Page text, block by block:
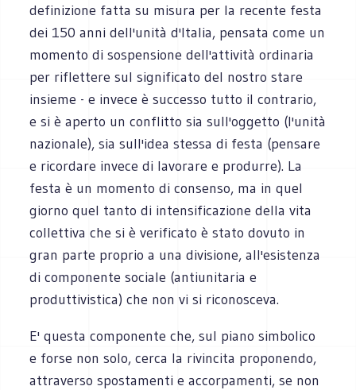
definizione fatta su misura per la recente festa
dei 150 anni dell'unità d'Italia, pensata come un
momento di sospensione dell'attività ordinaria
per riflettere sul significato del nostro stare
insieme - e invece è successo tutto il contrario,
e si è aperto un conflitto sia sull'oggetto (l'unità
nazionale), sia sull'idea stessa di festa (pensare
e ricordare invece di lavorare e produrre). La
festa è un momento di consenso, ma in quel
giorno quel tanto di intensificazione della vita
collettiva che si è verificato è stato dovuto in
gran parte proprio a una divisione, all'esistenza
di componente sociale (antiunitaria e
produttivistica) che non vi si riconosceva.
E' questa componente che, sul piano simbolico
e forse non solo, cerca la rivincita proponendo,
attraverso spostamenti e accorpamenti, se non